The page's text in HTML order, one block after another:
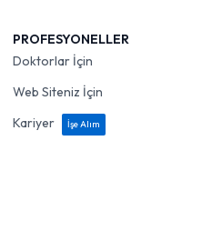
PROFESYONELLER
Doktorlar İçin
Web Siteniz İçin
Kariyer
İşe Alım